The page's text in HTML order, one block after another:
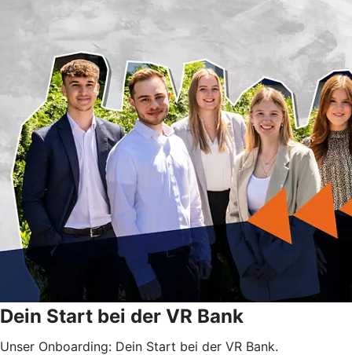
Dein Start bei der VR Bank
Unser Onboarding: Dein Start bei der VR Bank.